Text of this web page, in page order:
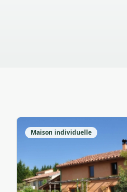
Maison individuelle